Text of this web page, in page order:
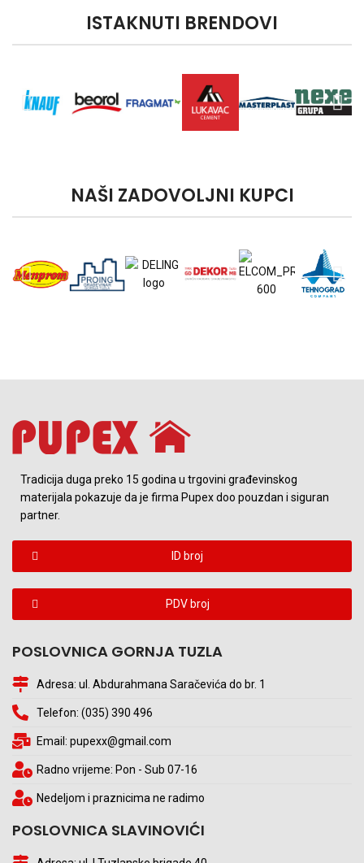
ISTAKNUTI BRENDOVI
NAŠI ZADOVOLJNI KUPCI
Tradicija duga preko 15 godina u trgovini građevinskog
materijala pokazuje da je firma Pupex doo pouzdan i siguran
partner.
ID broj
PDV broj
POSLOVNICA GORNJA TUZLA
Adresa: ul. Abdurahmana Saračevića do br. 1
Telefon: (035) 390 496
Email: pupexx@gmail.com
Radno vrijeme: Pon - Sub 07-16
Nedeljom i praznicima ne radimo
POSLOVNICA SLAVINOVIĆI